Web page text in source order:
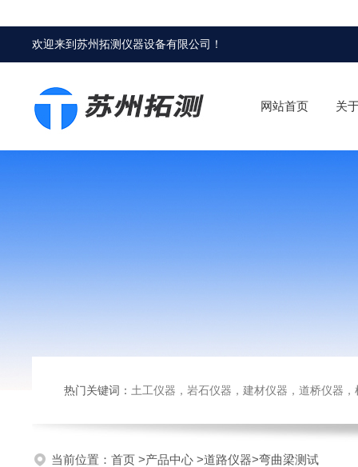
欢迎来到苏州拓测仪器设备有限公司 ！
网站首页 关
热门关键词： 土工仪器，岩石仪器，建材仪器，道桥仪器，检测
当前位置： 首页 >产品中心 >道路仪器>弯曲梁测试